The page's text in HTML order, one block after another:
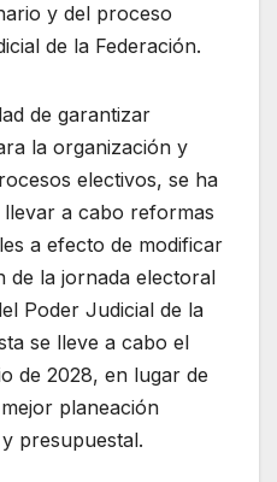
y del proceso
de la Federación.
de garantizar
la organización y
electivos, se ha
a cabo reformas
a efecto de modificar
de la jornada electoral
Poder Judicial de la
se lleve a cabo el
de 2028, en lugar de
planeación
presupuestal.